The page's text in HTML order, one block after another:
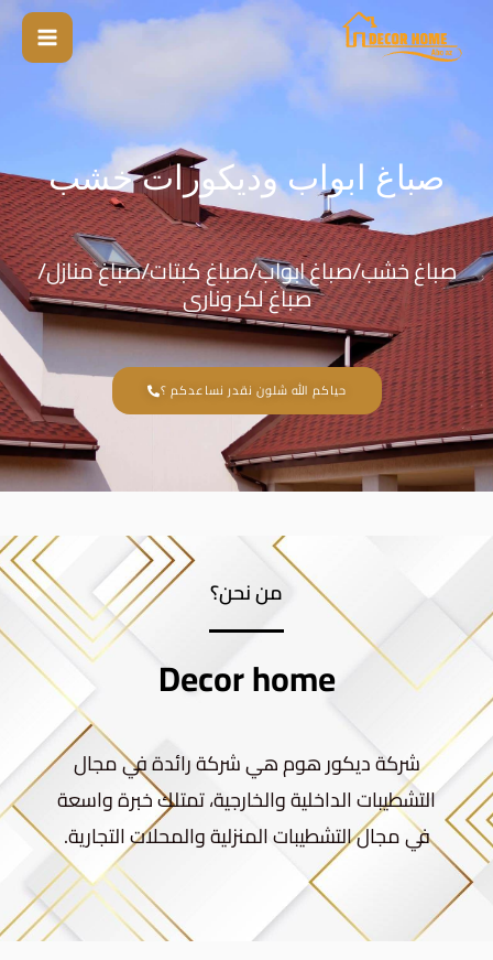
صباغ ابواب وديكورات خشب
صباغ خشب/صباغ ابواب/صباغ كبتات/صباغ منازل/
صباغ لكر ونارى
حياكم الله شلون نقدر نساعدكم ؟
من نحن؟
Decor home
شركة ديكور هوم هي شركة رائدة في مجال
التشطيبات الداخلية والخارجية، تمتلك خبرة واسعة
في مجال التشطيبات المنزلية والمحلات التجارية.